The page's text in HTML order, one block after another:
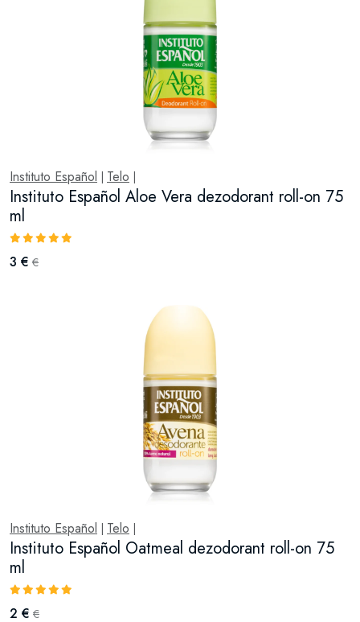
Instituto Español Telo
Instituto Español Aloe Vera dezodorant roll-on 75
ml
3 € €
Instituto Español Telo
Instituto Español Oatmeal dezodorant roll-on 75
ml
2 € €